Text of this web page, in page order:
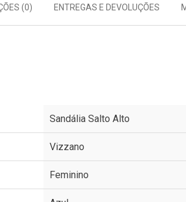
(0) ENTREGAS E DEVOLUÇÕES
Sandália Salto Alto
Vizzano
Feminino